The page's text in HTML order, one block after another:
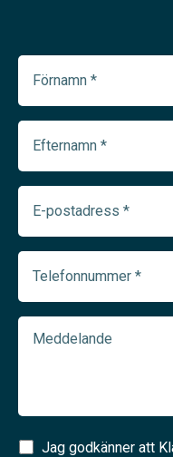
Förnamn
(Required)
Efternamn
(Required)
E-
postadress
(Required)
Telefonnummer
(Required)
Meddelande
Samtycke
Jag godkänner att